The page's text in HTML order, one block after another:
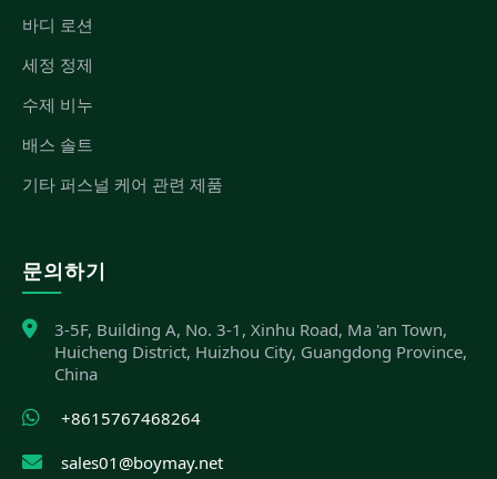
바디 로션
세정 정제
수제 비누
배스 솔트
기타 퍼스널 케어 관련 제품
문의하기
3-5F, Building A, No. 3-1, Xinhu Road, Ma 'an Town,
Huicheng District, Huizhou City, Guangdong Province,
China
+8615767468264
sales01@boymay.net